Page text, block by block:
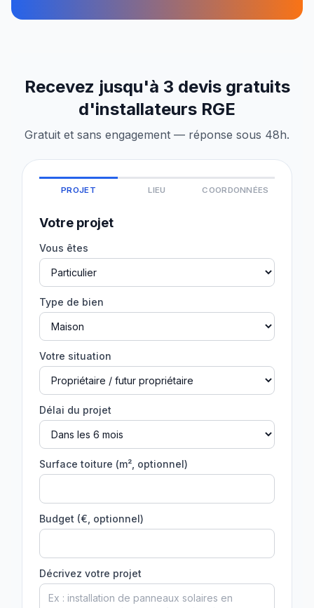
Recevez jusqu'à 3 devis gratuits
d'installateurs RGE
Gratuit et sans engagement — réponse sous 48h.
PROJET LIEU COORDONNÉES
Votre projet
Vous êtes
Type de bien
Votre situation
Délai du projet
Surface toiture (m², optionnel)
Budget (€, optionnel)
Décrivez votre projet